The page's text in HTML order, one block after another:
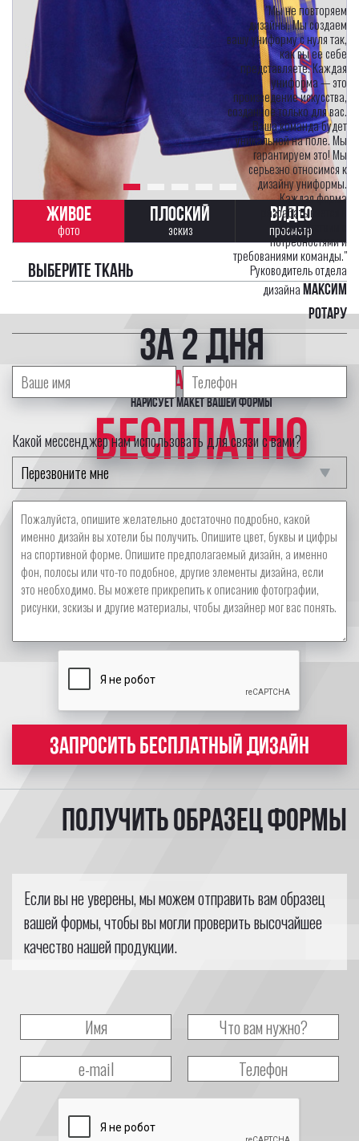
ЖИВОЕ
фото
ПЛОСКИЙ
эскиз
ВИДЕО
просмотр
Выберите ткань
"Мы не повторяем
дизайны. Мы создаем
вашу униформу с нуля так,
как вы ее себе
представляете. Каждая
униформа — это
произведение искусства,
созданное только для вас.
Ваша команда будет
уникальной на поле. Мы
гарантируем это! Мы
серьезно относимся к
дизайну униформы.
Каждая форма
разрабатывается в
соответствии с
потребностями и
требованиями команды."
Руководитель отдела
дизайнаМаксим
Ротару
за 2 дня
профессиональный дизайнер
нарисует макет вашей формы
БЕСПЛАТНО
Какой мессенджер нам использовать для связи с вами?
ЗАПРОСИТЬ БЕСПЛАТНЫЙ ДИЗАЙН
Получить образец формы
Если вы не уверены, мы можем отправить вам образец
вашей формы, чтобы вы могли проверить высочайшее
качество нашей продукции.